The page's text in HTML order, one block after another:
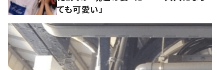
ても可愛い」